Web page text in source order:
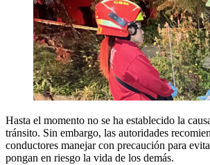
Hasta el momento no se ha establecido la
tránsito. Sin embargo, las autoridades
conductores manejar con precaución para
pongan en riesgo la vida de los demás.